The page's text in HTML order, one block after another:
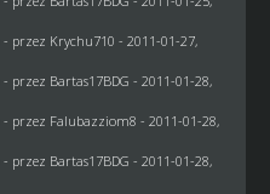
- przez Krychu710 - 2011-01-27,
- przez Bartas17BDG - 2011-01-28,
- przez Falubazziom8 - 2011-01-28,
- przez Bartas17BDG - 2011-01-28,